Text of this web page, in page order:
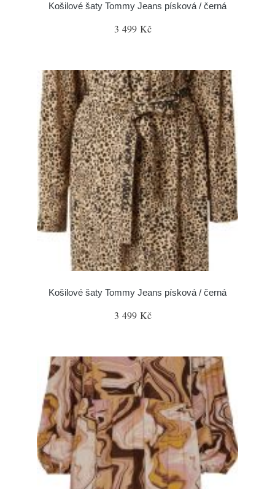
Košilové šaty Tommy Jeans písková / černá
3 499 Kč
Košilové šaty Tommy Jeans písková / černá
3 499 Kč